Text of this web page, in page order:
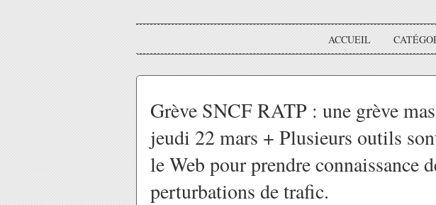
ACCUEIL
Grève SNCF RATP : une grève
jeudi 22 mars + Plusieurs outils
le Web pour prendre connaissance
perturbations de trafic.